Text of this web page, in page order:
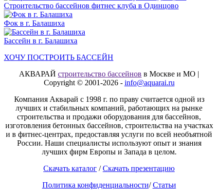
Строительство бассейнов фитнес клуба в Одинцово
Фок в г. Балашиха
Бассейн в г. Балашиха
ХОЧУ ПОСТРОИТЬ БАССЕЙН
АКВАРАЙ строительство бассейнов в Москве и МО |
Copyright © 2001-2026 - info@aquarai.ru
Компания Акварай с 1998 г. по праву считается одной из
лучших и стабильных компаний, работающих на рынке
строительства и продажи оборудования для бассейнов,
изготовления бетонных бассейнов, строительства на участках
и в фитнес-центрах, предоставляя услуги по всей необъятной
России. Наши специалисты используют опыт и знания
лучших фирм Европы и Запада в целом.
Скачать каталог / Скачать презентацию
Политика конфиденциальности/Статьи